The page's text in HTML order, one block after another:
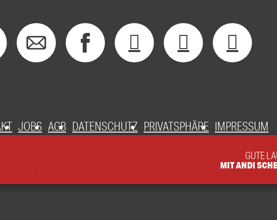
JOBS AGB DATENSCHUTZ PRIVATSPHÄRE IMPRESSUM
GUTE
MIT ANDI